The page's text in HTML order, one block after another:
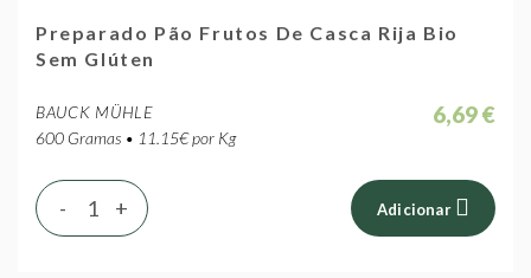
Preparado Pão Frutos De Casca Rija Bio
Sem Glúten
BAUCK MÜHLE
600 Gramas • 11.15€ por Kg
6,69 €
+
- Adicionar